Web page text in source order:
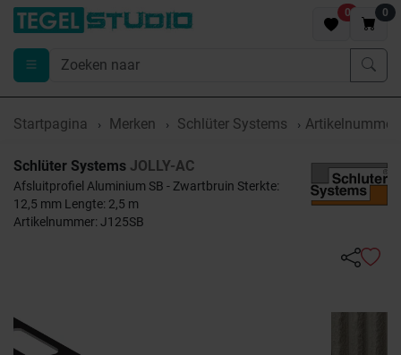
0 0
Startpagina Merken Schlüter Systems
Schlüter Systems JOLLY-AC
Afsluitprofiel Aluminium SB - Zwartbruin Sterkte:
12,5 mm Lengte: 2,5 m
Artikelnummer: J125SB